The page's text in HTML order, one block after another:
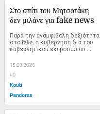
Στο σπίτι του Μητσοτάκη
δεν μιλάνε για fake news
Παρά την αναμφίβολη δεξιότητα
στο fake, η κυβέρνηση διά του
κυβερνητικού εκπροσώπου
Παύλου Μαρινάκη διοργάνωσε…
15.03.2026
40
Kouti
Pandoras